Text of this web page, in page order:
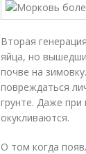
Вторая
яйца, но
почве на
повреждаться
грунте. Даже при
окукливаются.
О том когда